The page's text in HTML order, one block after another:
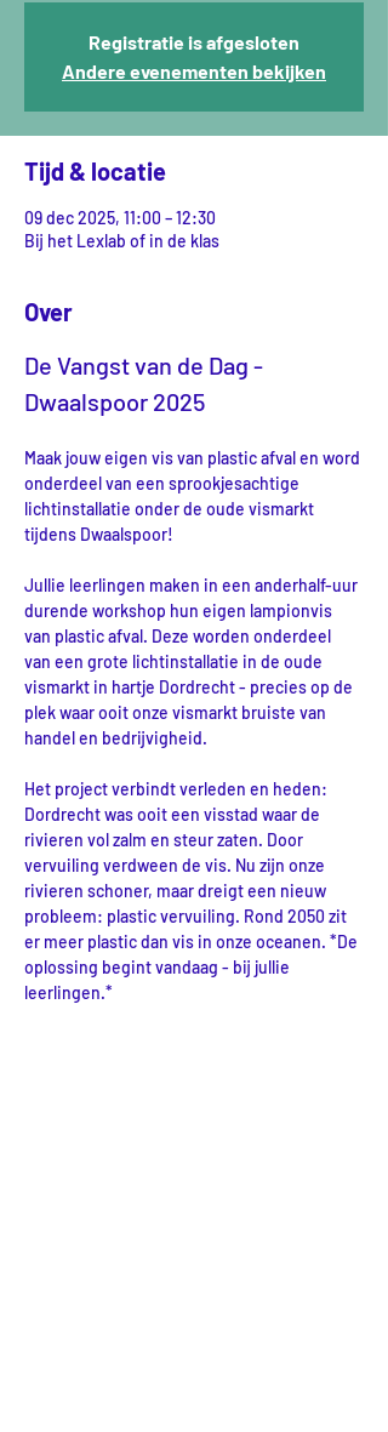
Registratie is afgesloten
Andere evenementen bekijken
Tijd & locatie
09 dec 2025, 11:00 – 12:30
Bij het Lexlab of in de klas
Over
De Vangst van de Dag -
Dwaalspoor 2025
Maak jouw eigen vis van plastic afval en word
onderdeel van een sprookjesachtige
lichtinstallatie onder de oude vismarkt
tijdens Dwaalspoor!
Jullie leerlingen maken in een anderhalf-uur
durende workshop hun eigen lampionvis
van plastic afval. Deze worden onderdeel
van een grote lichtinstallatie in de oude
vismarkt in hartje Dordrecht - precies op de
plek waar ooit onze vismarkt bruiste van
handel en bedrijvigheid.
Het project verbindt verleden en heden:
Dordrecht was ooit een visstad waar de
rivieren vol zalm en steur zaten. Door
vervuiling verdween de vis. Nu zijn onze
rivieren schoner, maar dreigt een nieuw
probleem: plastic vervuiling. Rond 2050 zit
er meer plastic dan vis in onze oceanen. *De
oplossing begint vandaag - bij jullie
leerlingen.*